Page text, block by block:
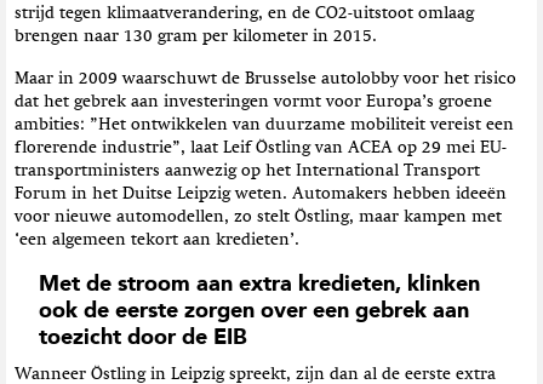
strijd tegen klimaatverandering, en de CO2-uitstoot omlaag
brengen naar 130 gram per kilometer in 2015.
Maar in 2009 waarschuwt de Brusselse autolobby voor het risico
dat het gebrek aan investeringen vormt voor Europa’s groene
ambities: ”Het ontwikkelen van duurzame mobiliteit vereist een
florerende industrie”, laat Leif Östling van ACEA op 29 mei EU-
transportministers aanwezig op het International Transport
Forum in het Duitse Leipzig weten. Automakers hebben ideeën
voor nieuwe automodellen, zo stelt Östling, maar kampen met
‘een algemeen tekort aan kredieten’.
Met de stroom aan extra kredieten, klinken
ook de eerste zorgen over een gebrek aan
toezicht door de EIB
Wanneer Östling in Leipzig spreekt, zijn dan al de eerste extra